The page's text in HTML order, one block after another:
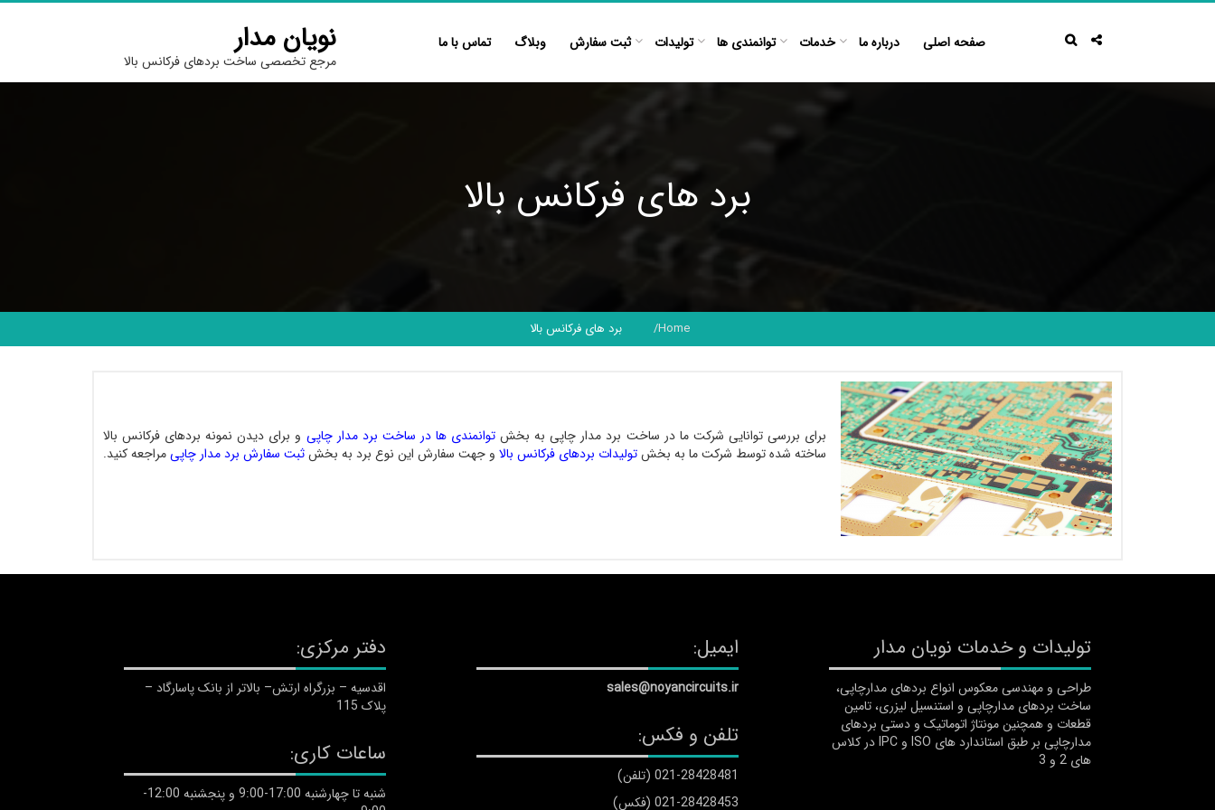
Skip
نویان مدار
مرجع تخصصی ساخت بردهای فرکانس بالا
صفحه اصلی درباره ما خدمات توانمندی ها تولیدات ثبت سفارش وبلاگ تماس با ما
برد های فرکانس بالا
Home برد های فرکانس بالا
برای بررسی توانایی شرکت ما در ساخت برد مدار چاپی به بخش توانمندی ها در ساخت برد مدار چاپی و برای دیدن نمونه بردهای فرکانس بالا
ساخته شده توسط شرکت ما به بخشتولیدات بردهای فرکانس بالا و جهت سفارش این نوع برد به بخشثبت سفارش برد مدار چاپیمراجعه کنید.
دفتر مرکزی:
اقدسیه – بزرگراه ارتش– بالاتر از بانک پاسارگاد –
پلاک 115
ساعات کاری:
شنبه تا چهارشنبه 17:00-9:00 و پنجشنبه 12:00-
ایمیل:
sales@noyancircuits.ir
تلفن و فکس:
021-28428481 (تلفن)
021-28428453 (فکس)
تولیدات و خدمات نویان مدار
طراحی و مهندسی معکوس انواع بردهای مدارچاپی،
ساخت بردهای مدارچاپی و استنسیل لیزری، تامین
قطعات و همچنین مونتاژ اتوماتیک و دستی بردهای
مدارچاپی بر طبق استاندارد های ISO و IPC در کلاس
های 2 و 3